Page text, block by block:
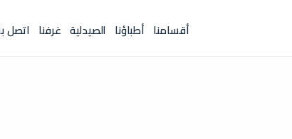
أقسامنا أطباؤنا الصيدلية غرفنا اتصل